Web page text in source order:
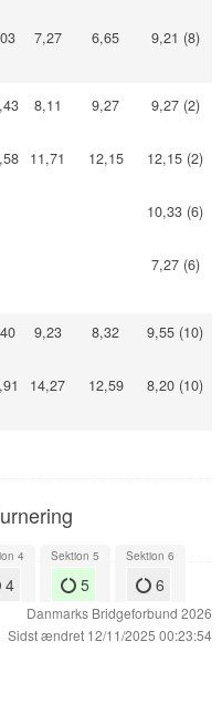
7,27 6,65 9,21 (8)
8,11 9,27 9,27 (2)
11,71 12,15 12,15 (2)
10,33 (6)
7,27 (6)
9,23 8,32 9,55 (10)
14,27 12,59 8,20 (10)
4
4
Sektion 5
5
Sektion 6
6
Danmarks Bridgeforbund 2026
Sidst ændret 12/11/2025 00:23:54